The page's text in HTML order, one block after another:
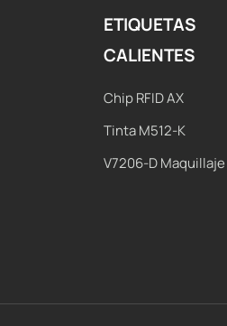
ETIQUETAS
CALIENTES
Chip RFID AX
Tinta M512-K
V7206-D Maquillaje